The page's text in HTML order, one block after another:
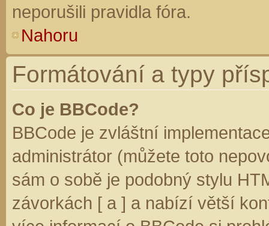
neporušili pravidla fóra.
Nahoru
Formátování a typy
Co je BBCode?
BBCode je zvláštní
administrátor (můžete toto
sám o sobě je podobný stylu
závorkách [ a ] a nabízí větší